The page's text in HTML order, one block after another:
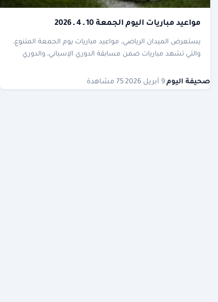
مواعيد مباريات اليوم الجمعة 10 ـ 4 ـ 2026
يستعرض الميدان الرياضي، مواعيد مباريات يوم الجمعة المتنوع،
والتي تشهد مباريات ضمن مسابقة الدوري الإسباني، والدوري
الألماني. مواعيد مباريات ي
صحيفة اليوم·9 أبريل 2026 ·75 مشاهدة